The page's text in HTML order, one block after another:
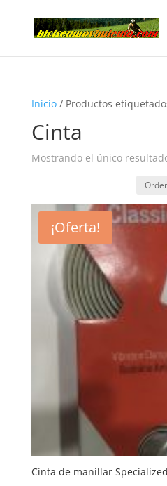
Inicio/ Productos
Cinta
Mostrando el único
¡Oferta!
Cinta de manillar